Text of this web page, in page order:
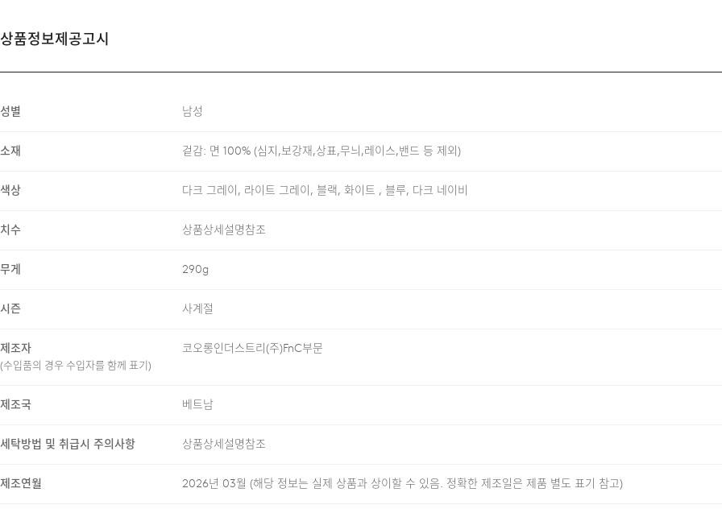
2/32 2PLY YARN
MOTHER OF PEARL BUTTON
RIBBED CUFF & HEM
24/7 COMMENT
내구성을 동시에 갖추고 있습니다. 안정적인 조직감과 자연스러운 탄성을 느끼실 수 있으며,
에센셜한 카라 니트 특유의 단정한 분위기를 기반으로 다양한 스타일에 자연스럽게 어우러
않은 여유감과 깔끔한 실루엣으로 단독 착용은 물론, 이너로도 활용도가 높은 디자인입니다.
상품정보제공고시
성별 남성
소재 겉감: 면 100% (심지,보강재,상표,무늬,레이스,밴드 등 제외)
색상 다크 그레이, 라이트 그레이, 블랙, 화이트 , 블루, 다크 네이비
치수 상품상세설명참조
무게 290g
시즌 사계절
제조자
(수입품의 경우 수입자를 함께 표기)
코오롱인더스트리(주)FnC부문
제조국 베트남
세탁방법 및 취급시 주의사항 상품상세설명참조
제조연월 2026년 03월 (해당 정보는 실제 상품과 상이할 수 있음. 정확한 제조일은 제품 별도 표기 참고)